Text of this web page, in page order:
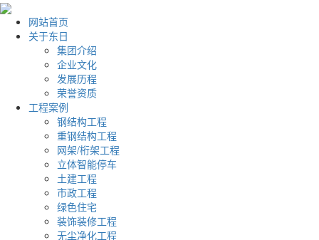
网站首页
关于东日
集团介绍
企业文化
发展历程
荣誉资质
工程案例
钢结构工程
重钢结构工程
网架/桁架工程
立体智能停车
土建工程
市政工程
绿色住宅
装饰装修工程
无尘净化工程